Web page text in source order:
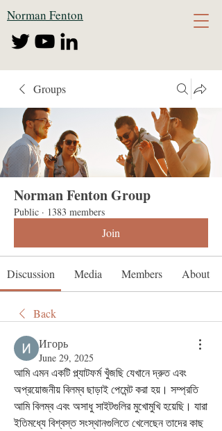
Norman Fenton
Groups
Norman Fenton Group
Public · 1383 members
Join
Discussion Media Members About
Back
Игорь
June 29, 2025
আমি এমন একটি প্ল্যাটফর্ম খুঁজছি যেখানে দ্রুত এবং
অপ্রয়োজনীয় বিলম্ব ছাড়াই পেমেন্ট করা হয়। সম্প্রতি
আমি বিলম্ব এবং অসাধু সাইটগুলির মুখোমুখি হয়েছি। যারা
ইতিমধ্যে বিশ্বস্ত সংস্থানগুলিতে খেলেছেন তাদের কাছ